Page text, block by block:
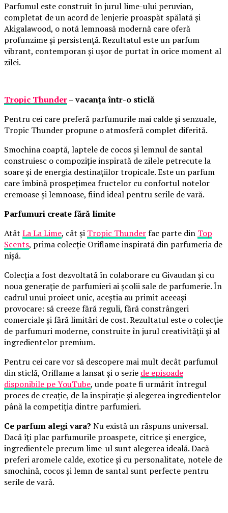
Parfumul este construit în jurul lime-ului peruvian,
completat de un acord de lenjerie proaspăt spălată și
Akigalawood, o notă lemnoasă modernă care oferă
profunzime și persistență. Rezultatul este un parfum
vibrant, contemporan și ușor de purtat în orice moment al
zilei.
Tropic Thunder– vacanța într-o sticlă
Pentru cei care preferă parfumurile mai calde și senzuale,
Tropic Thunder propune o atmosferă complet diferită.
Smochina coaptă, laptele de cocos și lemnul de santal
construiesc o compoziție inspirată de zilele petrecute la
soare și de energia destinațiilor tropicale. Este un parfum
care îmbină prospețimea fructelor cu confortul notelor
cremoase și lemnoase, fiind ideal pentru serile de vară.
Parfumuri create fără limite
Atât La La Lime, cât și Tropic Thunderfac parte din Top
Scents, prima colecție Oriflame inspirată din parfumeria de
nișă.
Colecția a fost dezvoltată în colaborare cu Givaudan și cu
noua generație de parfumieri ai școlii sale de parfumerie. În
cadrul unui proiect unic, aceștia au primit aceeași
provocare: să creeze fără reguli, fără constrângeri
comerciale și fără limitări de cost. Rezultatul este o colecție
de parfumuri moderne, construite în jurul creativității și al
ingredientelor premium.
Pentru cei care vor să descopere mai mult decât parfumul
din sticlă, Oriflame a lansat și o serie de episoade
disponibile pe YouTube, unde poate fi urmărit întregul
proces de creație, de la inspirație și alegerea ingredientelor
până la competiția dintre parfumieri.
Ce parfum alegi vara? Nu există un răspuns universal.
Dacă îți plac parfumurile proaspete, citrice și energice,
ingredientele precum lime-ul sunt alegerea ideală. Dacă
preferi aromele calde, exotice și cu personalitate, notele de
smochină, cocos și lemn de santal sunt perfecte pentru
serile de vară.